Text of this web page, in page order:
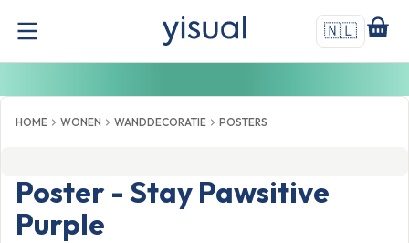
🇳🇱
HOME WONEN WANDDECORATIE POSTERS
Poster - Stay Pawsitive
Purple